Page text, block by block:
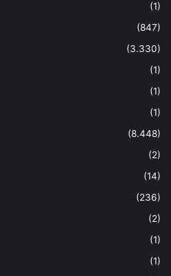
(1)
(847)
(3.330)
(1)
(1)
(1)
(8.448)
(2)
(14)
(236)
(2)
(1)
(1)